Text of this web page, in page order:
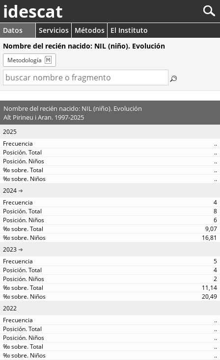
idescat
Datos Servicios Métodos
El Instituto
Nombre del recién nacido: NIL (niño). Evolución
Metodología
Nombre del recién nacido: NIL (niño). Evolución
Alt Pirineu i Aran. 1997-2025
2025
..
..
..
..
..
2024
4
8
6
9,07
16,81
2023
5
4
2
11,14
20,49
2022
..
..
..
..
..